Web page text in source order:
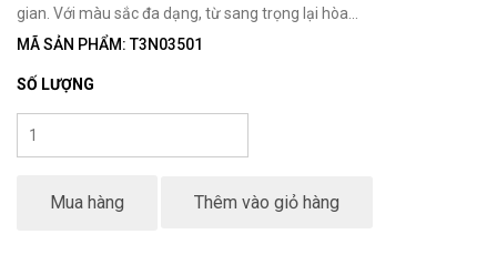
gian. Với màu sắc đa dạng, từ sang trọng lại hòa...
MÃ SẢN PHẨM: T3N03501
SỐ LƯỢNG
Mua hàng Thêm vào giỏ hàng